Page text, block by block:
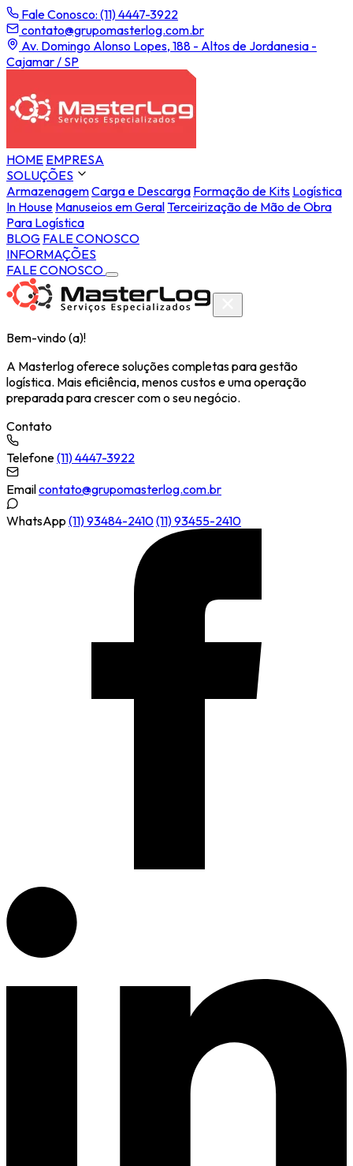
Fale Conosco: (11) 4447-3922
contato@grupomasterlog.com.br
Av. Domingo Alonso Lopes, 188 - Altos de Jordanesia -
Cajamar / SP
HOME EMPRESA
SOLUÇÕES
ArmazenagemCarga e Descarga Formação de Kits Logística
In House Manuseios em GeralTerceirização de Mão de Obra
Para Logística
BLOG FALE CONOSCO
INFORMAÇÕES
FALE CONOSCO
Bem-vindo (a)!
A Masterlog oferece soluções completas para gestão
logística. Mais eficiência, menos custos e uma operação
preparada para crescer com o seu negócio.
Contato
Telefone(11) 4447-3922
Emailcontato@grupomasterlog.com.br
WhatsApp (11) 93484-2410(11) 93455-2410